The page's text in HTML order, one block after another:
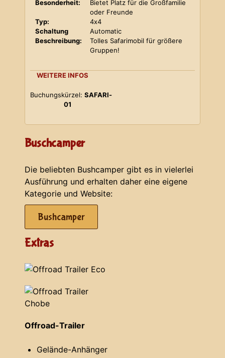
Besonderheit:
Bietet Platz für die Großfamilie
oder Freunde
Typ:
4x4
Schaltung
Automatic
Beschreibung:
Tolles Safarimobil für größere
Gruppen!
WEITERE INFOS
Buchungskürzel: SAFARI-
01
Buschcamper
Die beliebten Bushcamper gibt es in vielerlei
Ausführung und erhalten daher eine eigene
Kategorie und Website:
Bushcamper
Extras
Offroad-Trailer
Gelände-Anhänger